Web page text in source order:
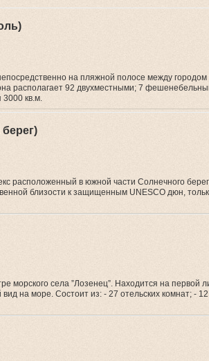
на пляжной полосе между
располагает 92 двухместными; 7
3000 кв.м.
расположенный в южной части Солнечного
близости к защищенным UNESCO дюн,
морского села ”Лозенец”. Находится на первой
на море. Состоит из: - 27 отельских комнат; - 12